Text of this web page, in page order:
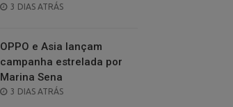
POSTED
3 DIAS ATRÁS
OPPO e Asia lançam
campanha estrelada por
Marina Sena
POSTED
3 DIAS ATRÁS